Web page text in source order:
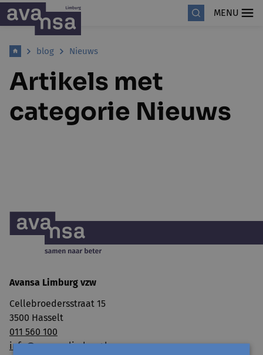
MENU
blog Nieuws
Artikels met
categorie Nieuws
Avansa Limburg vzw
Cellebroedersstraat 15
3500 Hasselt
011 560 100
info@avansa-limburg.be